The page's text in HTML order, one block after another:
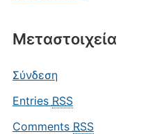
Μεταστοιχεία
Σύνδεση
Entries RSS
Comments RSS